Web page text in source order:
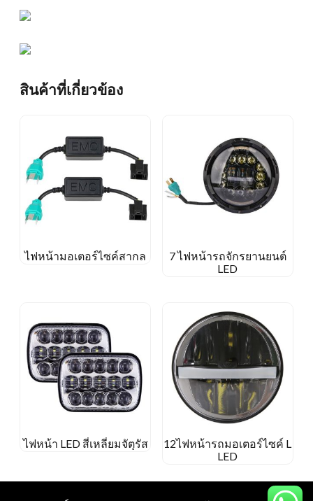
สินค้าที่เกี่ยวข้อง
ไฟหน้ามอเตอร์ไซค์สากล
7 ไฟหน้ารถจักรยานยนต์
LED
ไฟหน้า LED สี่เหลี่ยมจัตุรัส
12ไฟหน้ารถมอเตอร์ไซค์ L
LED